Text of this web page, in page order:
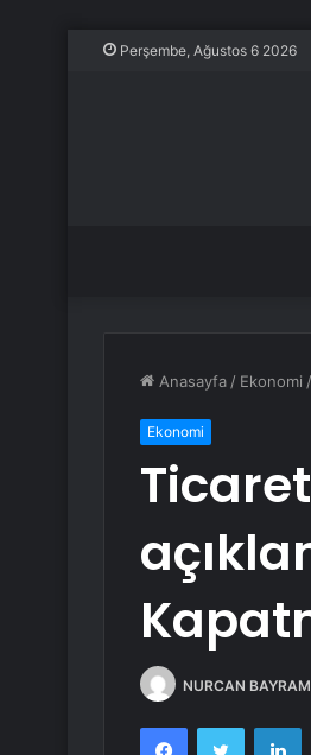
Perşembe, Ağustos 6 2026
Anasayfa / Ekonomi /
Ekonomi
NURCAN BAYRAM
FacebookTwitter